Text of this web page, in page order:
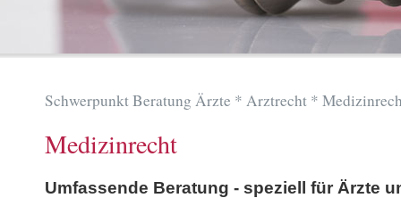
Schwerpunkt Beratung Ärzte * Arztrecht *
Medizinrecht
Umfassende Beratung - speziell für Ärzte